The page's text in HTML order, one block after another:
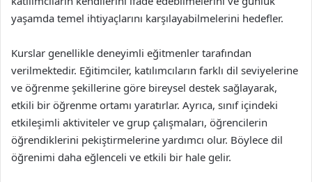
yaşamda temel ihtiyaçlarını karşılayabilmelerini hedefler.
Kurslar genellikle deneyimli eğitmenler tarafından
verilmektedir. Eğitimciler, katılımcıların farklı dil seviyelerine
ve öğrenme şekillerine göre bireysel destek sağlayarak,
etkili bir öğrenme ortamı yaratırlar. Ayrıca, sınıf içindeki
etkileşimli aktiviteler ve grup çalışmaları, öğrencilerin
öğrendiklerini pekiştirmelerine yardımcı olur. Böylece dil
öğrenimi daha eğlenceli ve etkili bir hale gelir.